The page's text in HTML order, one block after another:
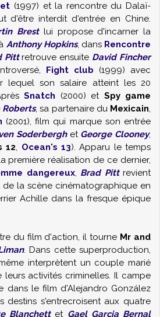
(1997) et la rencontre du Dalaï-
d'être interdit d'entrée en Chine.
Brestlui propose d'incarner la
Anthony Hopkins, dans Rencontre
Pittretrouve ensuite David Fincher
Fight club (1999) avec
lequel son salaire atteint les 20
Snatch (2000) et Spy game
Roberts, sa partenaire du Mexicain,
(2001), film qui marque son entrée
Soderberghet George Clooney,
12, Ocean's 13). Apparu le temps
première réalisation de ce dernier,
dangereux, Brad Pittrevient
la scène cinématographique en
Achille dans la fresque épique
du film d'action, il tourne Mr and
. Dans cette superproduction,
interprètent un couple marié
activités criminelles. Il campe
dans le film d'Alejandro González
destins s'entrecroisent aux quatre
Blanchettet Gael Garcia Bernal